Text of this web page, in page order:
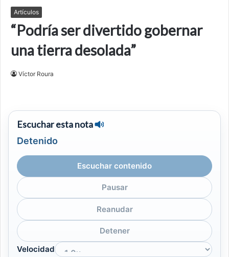
Artículos
“Podría ser divertido gobernar
una tierra desolada”
Víctor Roura
Escuchar esta nota
Detenido
Escuchar contenido
Pausar
Reanudar
Detener
Velocidad